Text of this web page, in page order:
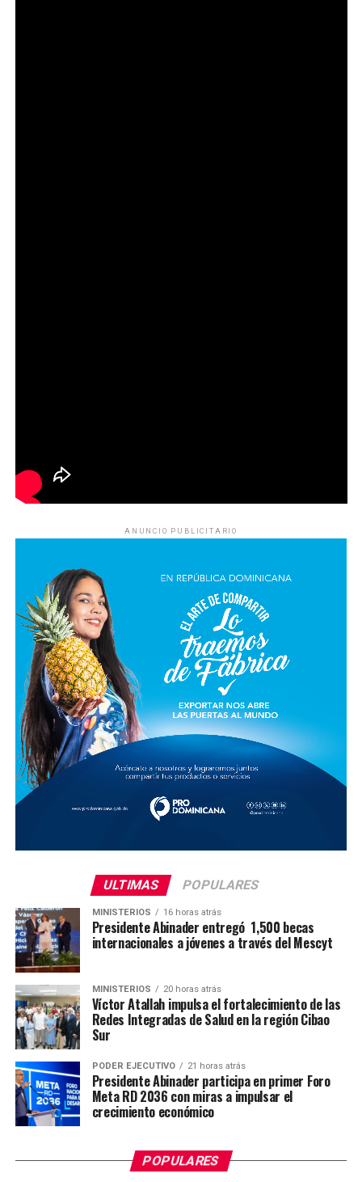
ANUNCIO PUBLICITARIO
ULTIMAS POPULARES
MINISTERIOS 16 horas atrás
Presidente Abinader entregó 1,500 becas
internacionales a jóvenes a través del Mescyt
MINISTERIOS 20 horas atrás
Víctor Atallah impulsa el fortalecimiento de las
Redes Integradas de Salud en la región Cibao
Sur
PODER EJECUTIVO 21 horas atrás
Presidente Abinader participa en primer Foro
Meta RD 2036 con miras a impulsar el
crecimiento económico
POPULARES